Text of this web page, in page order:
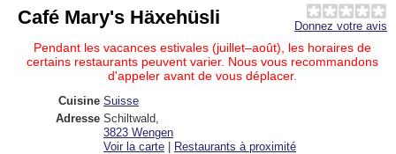
Donnez votre avis
Café Mary's Häxehüsli
Pendant les vacances estivales (juillet–août), les horaires de
certains restaurants peuvent varier. Nous vous recommandons
d'appeler avant de vous déplacer.
Cuisine Suisse
Adresse Schiltwald
3823 Wengen
Voir la carte
Restaurants à proximité